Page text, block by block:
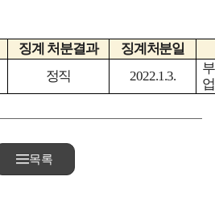
징계 처분결과
징계처분일
정직 2022.1.3.
목록